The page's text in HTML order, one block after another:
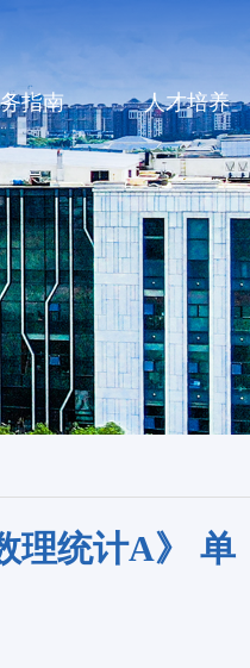
指南 人才培养
理统计A》 单